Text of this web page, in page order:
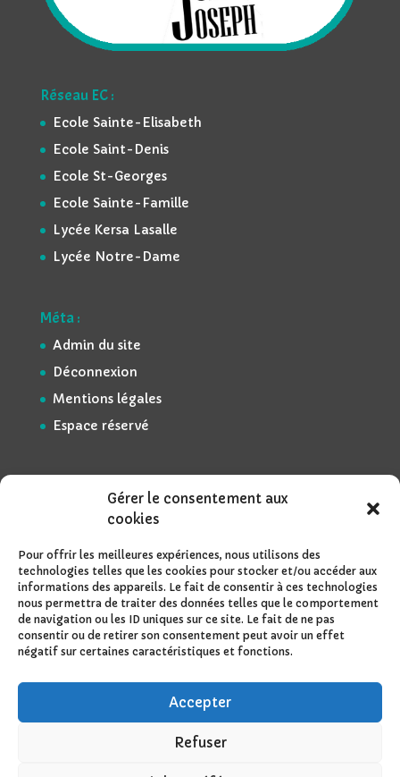
Gérer le consentement aux
cookies
Pour offrir les meilleures expériences, nous utilisons des
technologies telles que les cookies pour stocker et/ou accéder aux
informations des appareils. Le fait de consentir à ces technologies
nous permettra de traiter des données telles que le comportement
de navigation ou les ID uniques sur ce site. Le fait de ne pas
consentir ou de retirer son consentement peut avoir un effet
négatif sur certaines caractéristiques et fonctions.
Accepter
Refuser
Réseau EC :
Ecole Sainte-Elisabeth
Ecole Saint-Denis
Ecole St-Georges
Ecole Sainte-Famille
Lycée Kersa Lasalle
Lycée Notre-Dame
Méta :
Admin du site
Déconnexion
Mentions légales
Espace réservé